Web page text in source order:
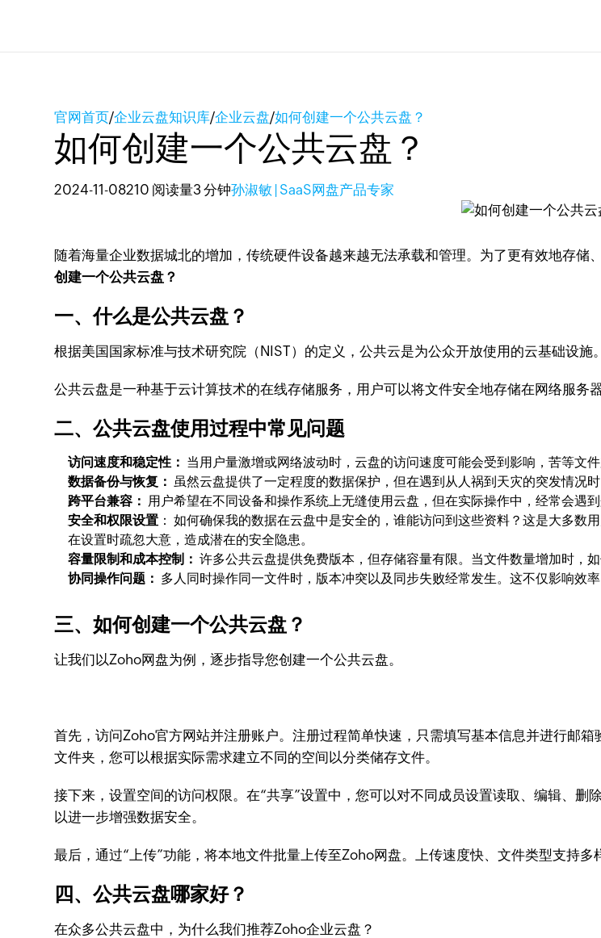
官网首页/企业云盘知识库/企业云盘/如何创建一个公共云盘？
如何创建一个公共云盘？
2024-11-08210 阅读量3 分钟孙淑敏 | SaaS网盘产品专家
随着海量企业数据城北的增加，传统硬件设备越来越无法承载和管理。为了更有效地存
创建一个公共云盘？
一、什么是公共云盘？
根据美国国家标准与技术研究院（NIST）的定义，公共云是为公众开放使用的云基础设施。
公共云盘是一种基于云计算技术的在线存储服务，用户可以将文件安全地存储在网络服务
二、公共云盘使用过程中常见问题
访问速度和稳定性： 当用户量激增或网络波动时，云盘的访问速度可能会受到影响，苦等文件
数据备份与恢复： 虽然云盘提供了一定程度的数据保护，但在遇到从人祸到天灾的突发情况
跨平台兼容： 用户希望在不同设备和操作系统上无缝使用云盘，但在实际操作中，经常会遇到
安全和权限设置 ： 如何确保我的数据在云盘中是安全的，谁能访问到这些资料？这是大多数
在设置时疏忽大意，造成潜在的安全隐患。
容量限制和成本控制： 许多公共云盘提供免费版本，但存储容量有限。当文件数量增加时，
协同操作问题： 多人同时操作同一文件时，版本冲突以及同步失败经常发生。这不仅影响效
三、如何创建一个公共云盘？
让我们以Zoho网盘为例，逐步指导您创建一个公共云盘。
首先，访问Zoho官方网站并注册账户。注册过程简单快速，只需填写基本信息并进行邮
文件夹，您可以根据实际需求建立不同的空间以分类储存文件。
接下来，设置空间的访问权限。在“共享”设置中，您可以对不同成员设置读取、编辑、
以进一步增强数据安全。
最后，通过“上传”功能，将本地文件批量上传至Zoho网盘。上传速度快、文件类型支持多
四、公共云盘哪家好？
在众多公共云盘中，为什么我们推荐Zoho企业云盘？